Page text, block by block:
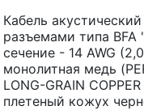
Кабель
разъемами типа BFA
сечение - 14 AWG
монолитная медь
LONG-GRAIN
плетеный кожух